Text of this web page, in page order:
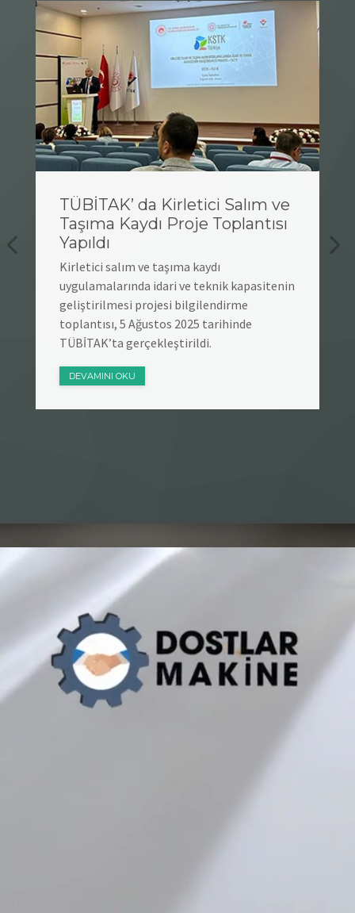
TÜBİTAK’ da Kirletici Salım ve
Taşıma Kaydı Proje Toplantısı
Yapıldı
Kirletici salım ve taşıma kaydı
uygulamalarında idari ve teknik kapasitenin
geliştirilmesi projesi bilgilendirme
toplantısı, 5 Ağustos 2025 tarihinde
TÜBİTAK’ta gerçekleştirildi.
DEVAMINI OKU